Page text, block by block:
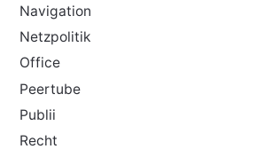
Navigation
Netzpolitik
Office
Peertube
Publii
Recht